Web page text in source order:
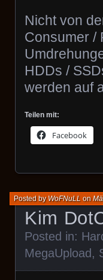
Nicht von
Consumer /
HDDs /
werden auf
Teilen mit:
Facebook
Kim
Posted byWoFNuLL on
Posted in:
MegaUpload ,